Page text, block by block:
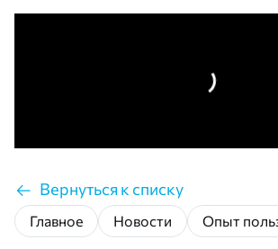
Вернуться к списку
Главное Новости Опыт